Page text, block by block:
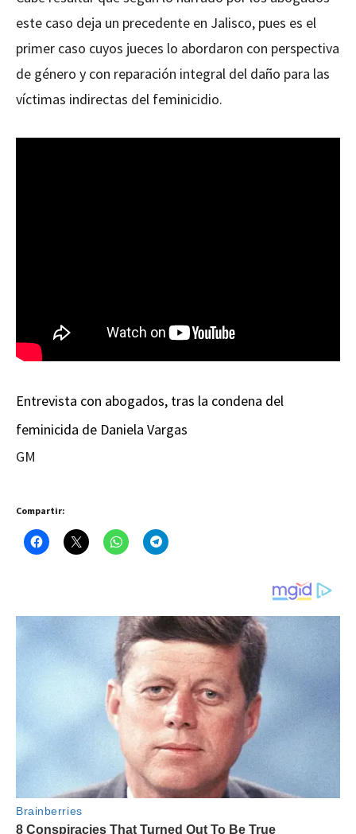
este caso deja un precedente en Jalisco, pues es el
primer caso cuyos jueces lo abordaron con perspectiva
de género y con reparación integral del daño para las
víctimas indirectas del feminicidio.
Entrevista con abogados, tras la condena del
feminicida de Daniela Vargas
GM
Compartir: